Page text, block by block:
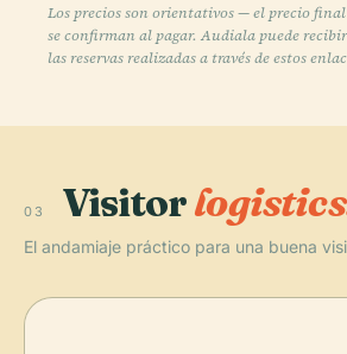
Los precios son orientativos — el precio
se confirman al pagar. Audiala puede
las reservas realizadas a través de estos
03 Visitor
El andamiaje práctico para una buena